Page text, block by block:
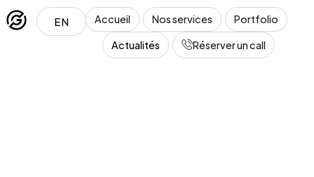
EN Accueil Nos services Portfolio
Actualités Réserver un call